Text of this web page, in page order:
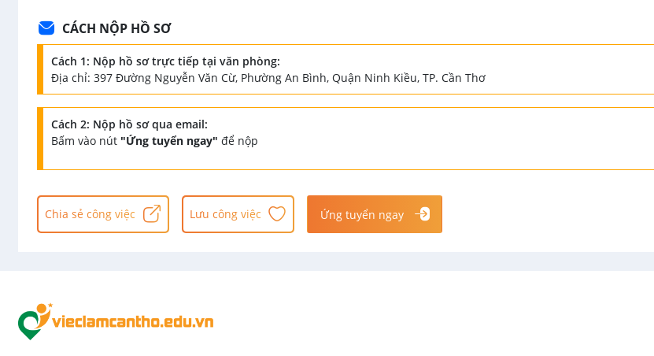
CÁCH NỘP HỒ SƠ
Cách 1: Nộp hồ sơ trực tiếp tại văn phòng:
Địa chỉ: 397 Đường Nguyễn Văn Cừ, Phường An Bình, Quận Ninh Kiều, TP. Cần Thơ
Cách 2: Nộp hồ sơ qua email:
Bấm vào nút "Ứng tuyển ngay" để nộp
Chia sẻ công việc Lưu công việc Ứng tuyển ngay